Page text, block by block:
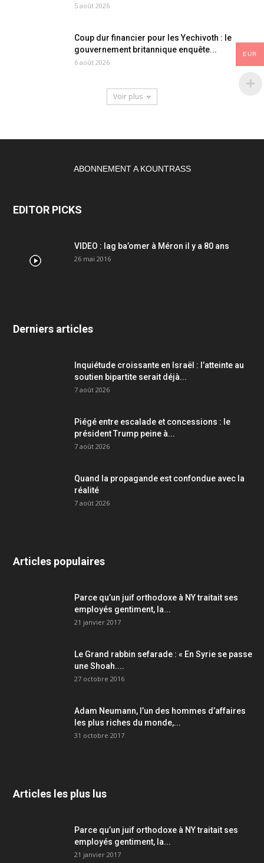
5 août 2026
Coup dur financier pour les Yechivoth : le
gouvernement britannique enquête...
6 août 2026
Voir plus
ABONNEMENT A KOUNTRASS
EDITOR PICKS
VIDEO : lag ba’omer à Méron il y a 80 ans
26 mai 2016
Derniers articles
Inquiétude croissante en Israël : l’atteinte au
soutien bipartite serait déjà...
7 août 2026
Piégé entre escalade et concessions : le
président Trump peine à...
7 août 2026
Quand la propagande est confondue avec la
réalité
7 août 2026
Articles populaires
Parce qu’un juif orthodoxe à NY traitait ses
employés gentiment, la...
21 janvier 2017
Le Grand rabbin sefarade : « En Syrie se passe
une Shoah....
27 octobre 2016
Adam Neumann, l’un des hommes d’affaires
les plus riches du monde,...
31 octobre 2017
Articles les plus lus
Parce qu’un juif orthodoxe à NY traitait ses
employés gentiment, la...
21 janvier 2017
EUR